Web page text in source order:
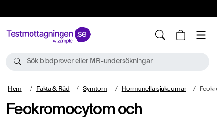
Sök blodprover eller MR-undersökningar
Hem Fakta & Råd Symtom Hormonella sjukdomar
Feokromocytom och